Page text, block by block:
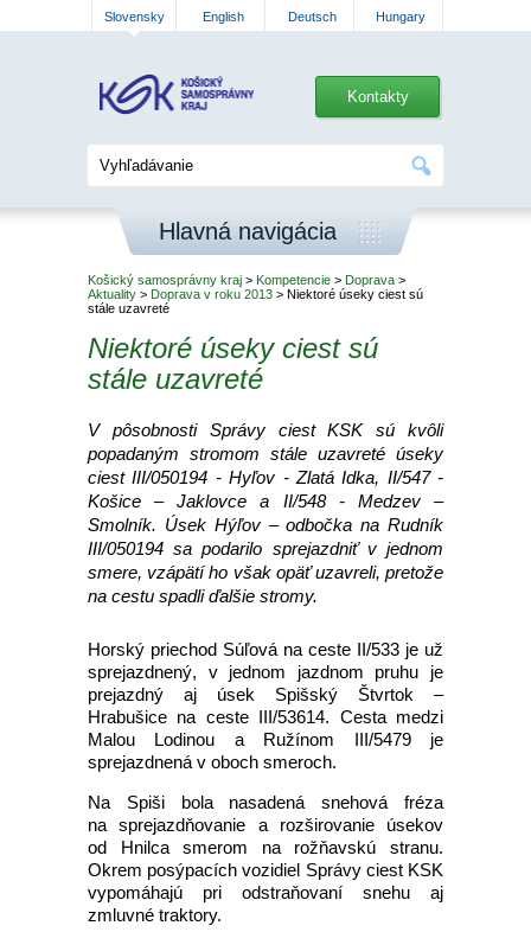
Slovensky English Deutsch Hungary
Kontakty
Hlavná navigácia
Košický samosprávny kraj > Kompetencie > Doprava >
Aktuality > Doprava v roku 2013 > Niektoré úseky ciest sú
stále uzavreté
Niektoré úseky ciest sú
stále uzavreté
V pôsobnosti Správy ciest KSK sú kvôli
popadaným stromom stále uzavreté úseky
ciest III/050194 - Hyľov - Zlatá Idka, II/547 -
Košice – Jaklovce a II/548 - Medzev –
Smolník. Úsek Hýľov – odbočka na Rudník
III/050194 sa podarilo sprejazdniť v jednom
smere, vzápätí ho však opäť uzavreli, pretože
na cestu spadli ďalšie stromy.
Horský priechod Súľová na ceste II/533 je už
sprejazdnený, v jednom jazdnom pruhu je
prejazdný aj úsek Spišský Štvrtok –
Hrabušice na ceste III/53614. Cesta medzi
Malou Lodinou a Ružínom III/5479 je
sprejazdnená v oboch smeroch.
Na Spiši bola nasadená snehová fréza
na sprejazdňovanie a rozširovanie úsekov
od Hnilca smerom na rožňavskú stranu.
Okrem posýpacích vozidiel Správy ciest KSK
vypomáhajú pri odstraňovaní snehu aj
zmluvné traktory.